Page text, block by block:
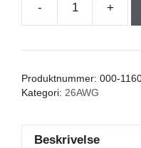
- +
Produktnummer: 000-
Kategori: 26AWG
Beskrivelse